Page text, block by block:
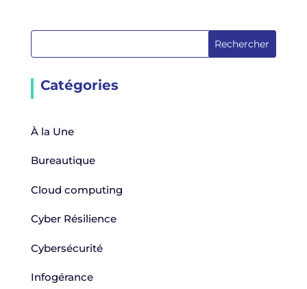
Rechercher
Catégories
À la Une
Bureautique
Cloud computing
Cyber Résilience
Cybersécurité
Infogérance